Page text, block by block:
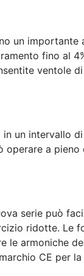
un importante
fino al
ventole
in un intervallo
operare a pieno
serie può
ridotte. Le
le armoniche
CE per